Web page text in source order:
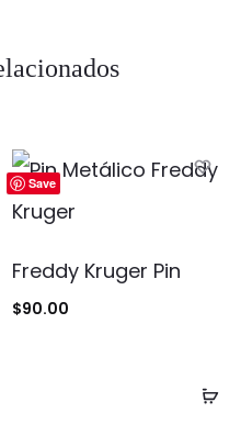
Save
Freddy Kruger Pin
$90.00